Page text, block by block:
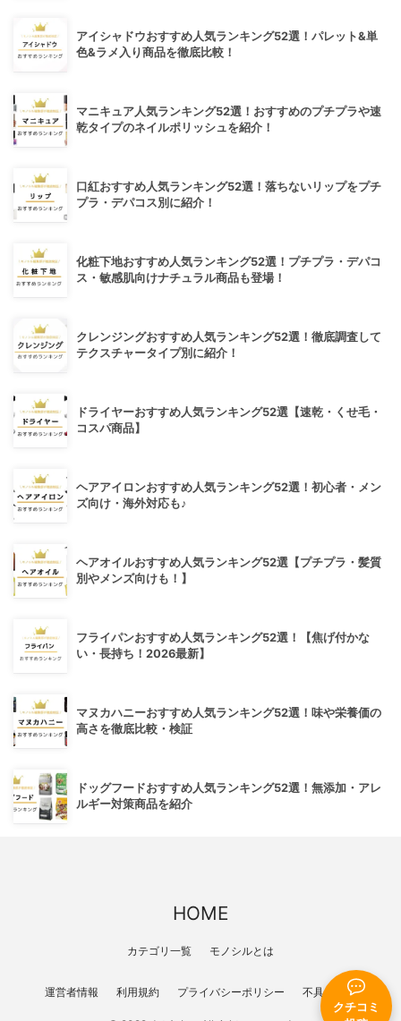
クチコミ
アイシャドウおすすめ人気ランキング52選！パレット&単
色&ラメ入り商品を徹底比較！
マニキュア人気ランキング52選！おすすめのプチプラや速
乾タイプのネイルポリッシュを紹介！
口紅おすすめ人気ランキング52選！落ちないリップをプチ
プラ・デパコス別に紹介！
化粧下地おすすめ人気ランキング52選！プチプラ・デパコ
ス・敏感肌向けナチュラル商品も登場！
クレンジングおすすめ人気ランキング52選！徹底調査して
テクスチャータイプ別に紹介！
ドライヤーおすすめ人気ランキング52選【速乾・くせ毛・
コスパ商品】
ヘアアイロンおすすめ人気ランキング52選！初心者・メン
ズ向け・海外対応も♪
ヘアオイルおすすめ人気ランキング52選【プチプラ・髪質
別やメンズ向けも！】
フライパンおすすめ人気ランキング52選！【焦げ付かな
い・長持ち！2026最新】
マヌカハニーおすすめ人気ランキング52選！味や栄養価の
高さを徹底比較・検証
ドッグフードおすすめ人気ランキング52選！無添加・アレ
ルギー対策商品を紹介
HOME
カテゴリ一覧 モノシルとは
運営者情報 利用規約 プライバシーポリシー 不具合報告